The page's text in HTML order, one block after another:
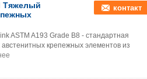
Тяжелый
контакт
ASTM A193 Grade B8 - стандартная
крепежных элементов из